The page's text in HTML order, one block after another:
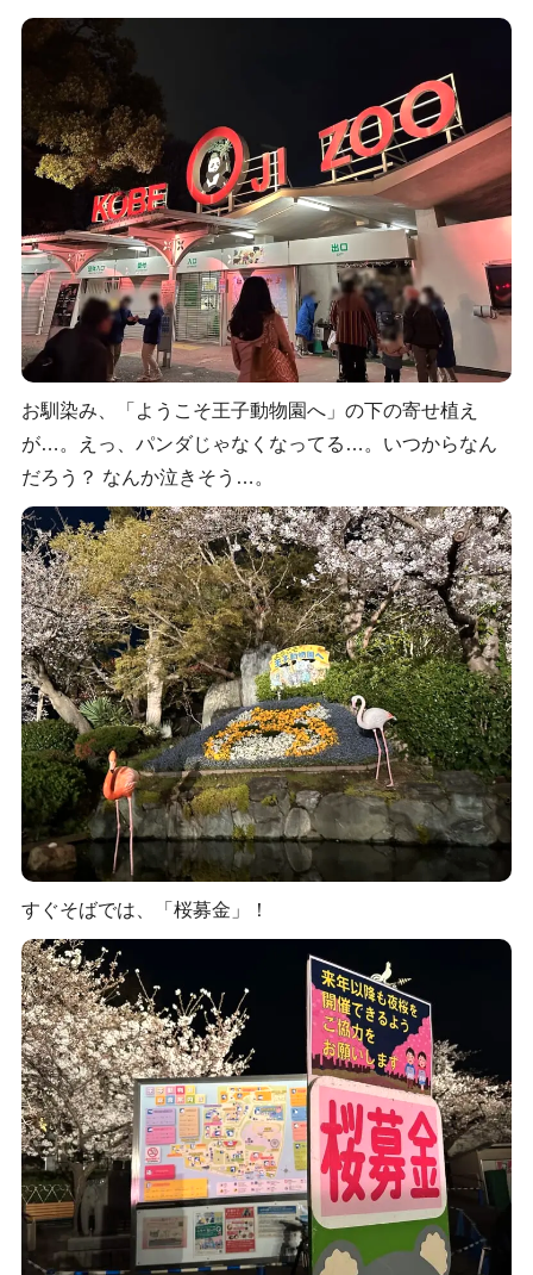
お馴染み、「ようこそ王子動物園へ」の下の寄せ植え
が…。えっ、パンダじゃなくなってる…。いつからなん
だろう？ なんか泣きそう…。
すぐそばでは、「桜募金」！